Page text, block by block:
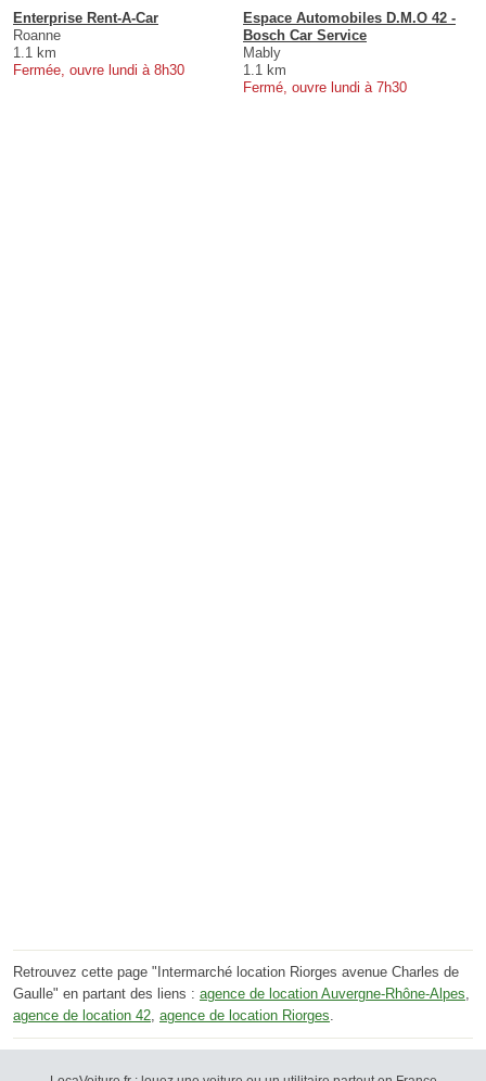
Enterprise Rent-A-Car
Roanne
1.1 km
Fermée, ouvre lundi à 8h30
Espace Automobiles D.M.O 42 -
Bosch Car Service
Mably
1.1 km
Fermé, ouvre lundi à 7h30
Retrouvez cette page "Intermarché location Riorges avenue Charles de
Gaulle" en partant des liens : agence de location Auvergne-Rhône-Alpes,
agence de location 42, agence de location Riorges.